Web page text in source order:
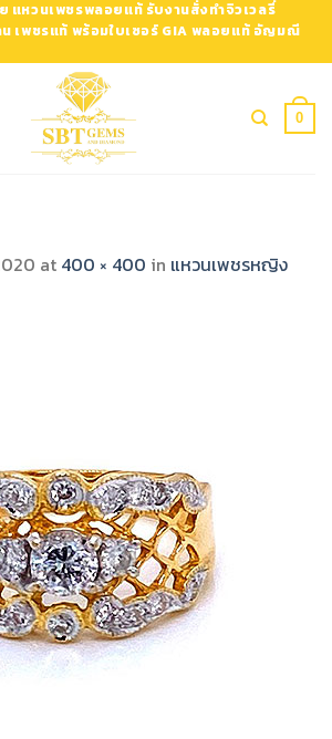
แหวนเพชรพลอยแท้ รับงานสั่งทำจิวเวลรี่
เพชรแท้ พร้อมใบเซอร์ GIA พลอยแท้ อัญมณี
0
at 400 × 400 in แหวนเพชรหญิง